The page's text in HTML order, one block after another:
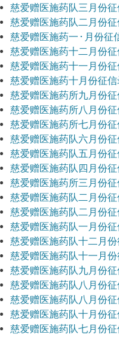
慈爱赠医施药队三月份
慈爱赠医施药队二月份
慈爱赠医施药一·月份征
慈爱赠医施药十二月份
慈爱赠医施药十一月份
慈爱赠医施药十月份征
慈爱赠医施药所九月份
慈爱赠医施药所八月份
慈爱赠医施药所七月份
慈爱赠医施药队六月份
慈爱赠医施药队五月份
慈爱赠医施药队四月份
慈爱赠医施药所三月份
慈爱赠医施药队二月份
慈爱赠医施药队二月份
慈爱赠医施药队一月份
慈爱赠医施药队十二月
慈爱赠医施药队十一月
慈爱赠医施药队九月份
慈爱赠医施药队八月份
慈爱赠医施药队八月份
慈爱赠医施药队十月份
慈爱赠医施药队七月份